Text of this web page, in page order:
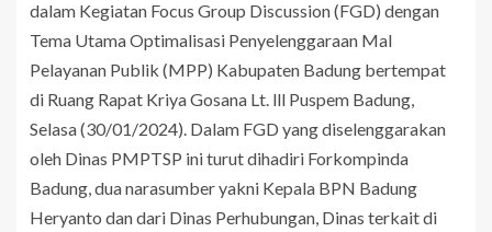
dalam Kegiatan Focus Group Discussion (FGD) dengan
Tema Utama Optimalisasi Penyelenggaraan Mal
Pelayanan Publik (MPP) Kabupaten Badung bertempat
di Ruang Rapat Kriya Gosana Lt. lll Puspem Badung,
Selasa (30/01/2024). Dalam FGD yang diselenggarakan
oleh Dinas PMPTSP ini turut dihadiri Forkompinda
Badung, dua narasumber yakni Kepala BPN Badung
Heryanto dan dari Dinas Perhubungan, Dinas terkait di